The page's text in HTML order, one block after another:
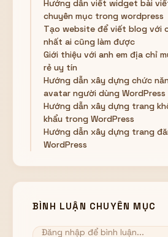
Hướng dẫn viết widget bài
chuyên mục trong wordpress
Tạo website để viết blog với
nhất ai cũng làm được
Giới thiệu với anh em địa chỉ
rẻ uy tín
Hướng dẫn xây dựng chức
avatar người dùng WordPress
Hướng dẫn xây dựng trang
khẩu trong WordPress
Hướng dẫn xây dựng trang
WordPress
BÌNH LUẬN CHUYÊN MỤC